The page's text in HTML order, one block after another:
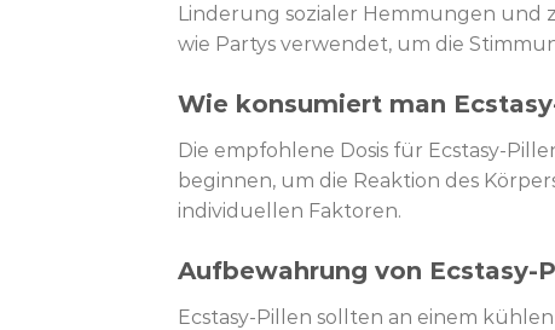
Linderung sozialer Hemmungen und
wie Partys verwendet, um die
Wie konsumiert man
Die empfohlene Dosis für Ecstasy-
beginnen, um die Reaktion des
individuellen Faktoren.
Aufbewahrung von Ecstasy-
Ecstasy-Pillen sollten an einem